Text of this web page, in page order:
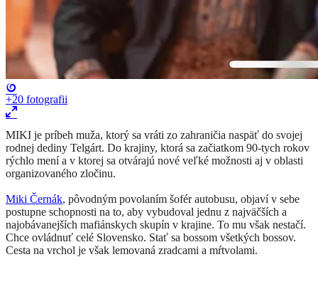
+20 fotografii
​MIKI je príbeh muža, ktorý sa vráti zo zahraničia naspäť do svojej
rodnej dediny Telgárt. Do krajiny, ktorá sa začiatkom 90-tych rokov
rýchlo mení a v ktorej sa otvárajú nové veľké možnosti aj v oblasti
organizovaného zločinu.
Miki Černák, pôvodným povolaním šofér autobusu, objaví v sebe
postupne schopnosti na to, aby vybudoval jednu z najväčších a
najobávanejších mafiánskych skupín v krajine. To mu však nestačí.
Chce ovládnuť celé Slovensko. Stať sa bossom všetkých bossov.
Cesta na vrchol je však lemovaná zradcami a mŕtvolami.